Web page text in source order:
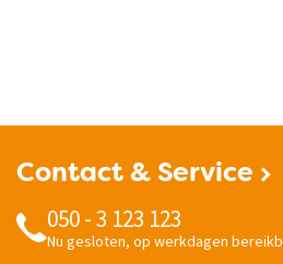
Contact & Service
050 - 3 123 123
Nu gesloten, op werkdagen